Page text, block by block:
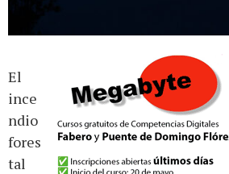
El
ince
ndio
fores
tal